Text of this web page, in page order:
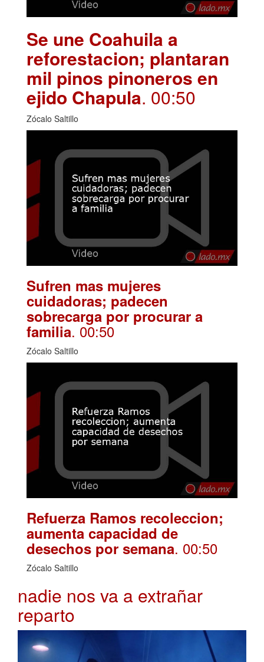
Se une Coahuila a
reforestacion; plantaran
mil pinos pinoneros en
ejido Chapula. 00:50
Zócalo Saltillo
Sufren mas mujeres
cuidadoras; padecen
sobrecarga por procurar a
familia. 00:50
Zócalo Saltillo
Refuerza Ramos recoleccion;
aumenta capacidad de
desechos por semana. 00:50
Zócalo Saltillo
nadie nos va a extrañar
reparto